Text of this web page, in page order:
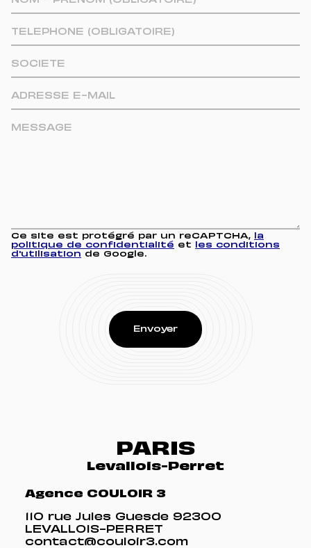
Ce site est protégré par un reCAPTCHA,
la
politique de confidentialité et
les conditions
d'utilisation de Google.
PARIS
Levallois-Perret
Agence COULOIR 3
110 rue Jules Guesde 92300
LEVALLOIS-PERRET
contact@couloir3.com